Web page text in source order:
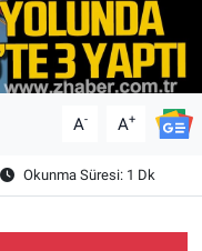
A- A+
Okunma Süresi: 1 Dk